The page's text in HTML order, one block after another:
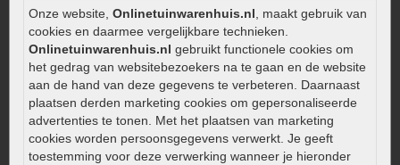
Onze website, Onlinetuinwarenhuis.nl , maakt gebruik van
cookies en daarmee vergelijkbare technieken.
Onlinetuinwarenhuis.nl gebruikt functionele cookies om
het gedrag van websitebezoekers na te gaan en de website
aan de hand van deze gegevens te verbeteren. Daarnaast
plaatsen derden marketing cookies om gepersonaliseerde
advertenties te tonen. Met het plaatsen van marketing
cookies worden persoonsgegevens verwerkt. Je geeft
toestemming voor deze verwerking wanneer je hieronder
Onderhoud van gebakken bestrating
Aanlegtips voor gebakken bestrating
Zelf een terras aanleggen
Kleine stadstuin inrichten
0320 – 219170
Kaapstanderweg 41